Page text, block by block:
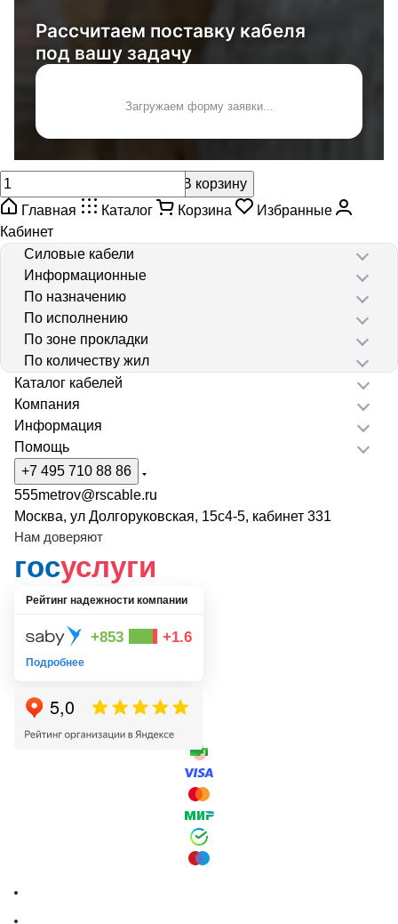
Рассчитаем поставку кабеля
под вашу задачу
Загружаем форму заявки...
В корзину
Главная
Каталог Корзина
Избранные
Кабинет
Силовые кабели
Информационные
По назначению
По исполнению
По зоне прокладки
По количеству жил
Каталог кабелей
Компания
Информация
Помощь
+7 495 710 88 86
555metrov@rscable.ru
Москва, ул Долгоруковская, 15с4-5, кабинет 331
Нам доверяют
госуслуги
Рейтинг надежности компании
+853 +1.6
Подробнее